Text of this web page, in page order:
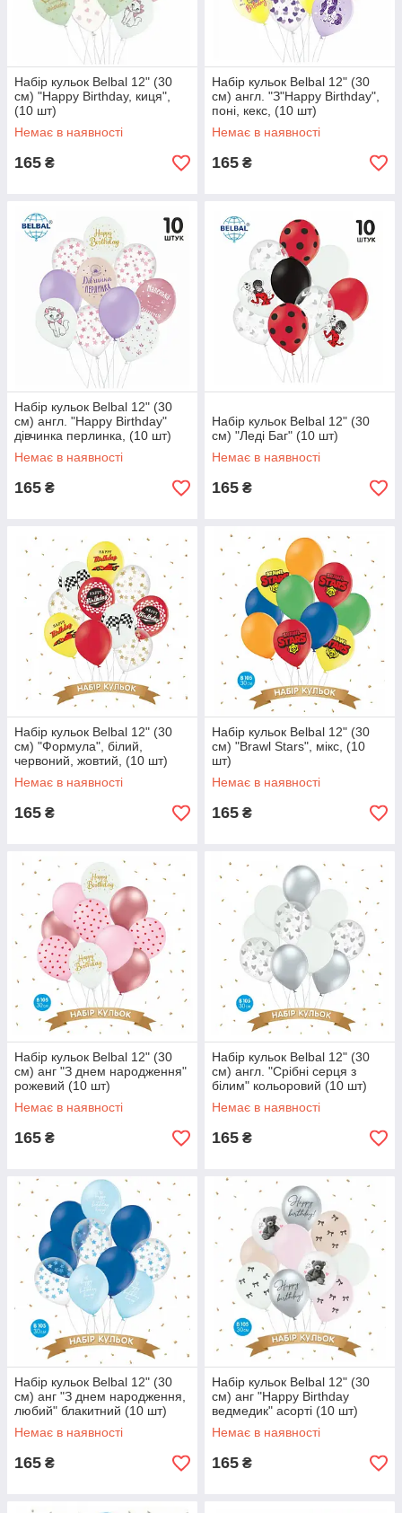
Набір кульок Belbal 12" (30
см) "Happy Birthday, киця",
(10 шт)
Немає в наявності
165 ₴
Набір кульок Belbal 12" (30
см) англ. "З"Happy Birthday",
поні, кекс, (10 шт)
Немає в наявності
165 ₴
Набір кульок Belbal 12" (30
см) англ. "Happy Birthday"
дівчинка перлинка, (10 шт)
Немає в наявності
165 ₴
Набір кульок Belbal 12" (30
см) "Леді Баг" (10 шт)
Немає в наявності
165 ₴
Набір кульок Belbal 12" (30
см) "Формула", білий,
червоний, жовтий, (10 шт)
Немає в наявності
165 ₴
Набір кульок Belbal 12" (30
см) "Brawl Stars", мікс, (10
шт)
Немає в наявності
165 ₴
Набір кульок Belbal 12" (30
см) анг "З днем народження"
рожевий (10 шт)
Немає в наявності
165 ₴
Набір кульок Belbal 12" (30
см) англ. "Срібні серця з
білим" кольоровий (10 шт)
Немає в наявності
165 ₴
Набір кульок Belbal 12" (30
см) анг "З днем народження,
любий" блакитний (10 шт)
Немає в наявності
165 ₴
Набір кульок Belbal 12" (30
см) анг "Happy Birthday
ведмедик" асорті (10 шт)
Немає в наявності
165 ₴